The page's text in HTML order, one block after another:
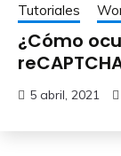
Tutoriales
¿Cómo
5 abril, 2021